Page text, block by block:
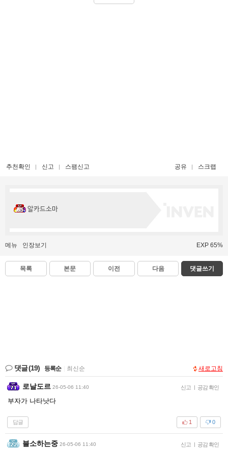
추천확인 신고 스팸신고 공유 스크랩
알카드소마
메뉴 인장보기 EXP 65%
목록 본문 이전 다음 댓글쓰기
댓글(19) 등록순 최신순 새로고침
로날도르 26-05-06 11:40 신고 | 공감 확인
부자가 나타낫다
답글 0
1
블소하는중 26-05-06 11:40 신고 | 공감 확인